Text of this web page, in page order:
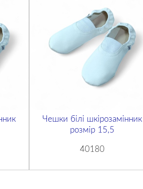
Чешки білі шкірозамінник
розмір 15,5
40180